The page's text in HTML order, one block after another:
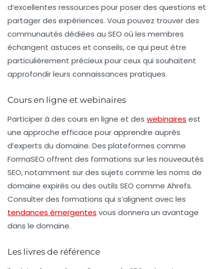
d’excellentes ressources pour poser des questions et
partager des expériences. Vous pouvez trouver des
communautés dédiées au SEO où les membres
échangent astuces et conseils, ce qui peut être
particulièrement précieux pour ceux qui souhaitent
approfondir leurs connaissances pratiques.
Cours en ligne et webinaires
Participer à des cours en ligne et des webinaires est
une approche efficace pour apprendre auprès
d’experts du domaine. Des plateformes comme
FormaSEO offrent des formations sur les nouveautés
SEO, notamment sur des sujets comme les noms de
domaine expirés ou des outils SEO comme Ahrefs.
Consulter des formations qui s’alignent avec les
tendances émergentes vous donnera un avantage
dans le domaine.
Les livres de référence